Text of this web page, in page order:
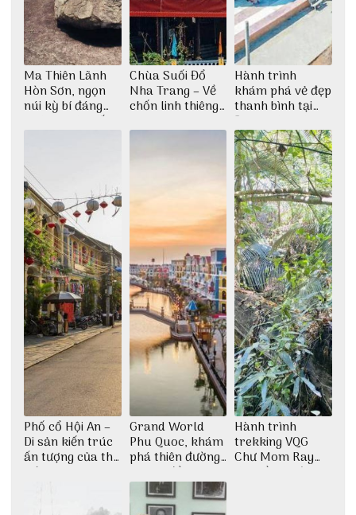
Ma Thiên Lãnh
Hòn Sơn, ngọn
núi kỳ bí đáng
khám phá nhất
Chùa Suối Đổ
Nha Trang – Về
chốn linh thiêng
thiền định
Hành trình
khám phá vẻ đẹp
thanh bình tại
Đảo Phú Quý
Phố cổ Hội An –
Di sản kiến trúc
ấn tượng của thế
giới
Grand World
Phu Quoc, khám
phá thiên đường
giải trí đầy sôi
động
Hành trình
trekking VQG
Chư Mom Ray
tìm về núi rừng